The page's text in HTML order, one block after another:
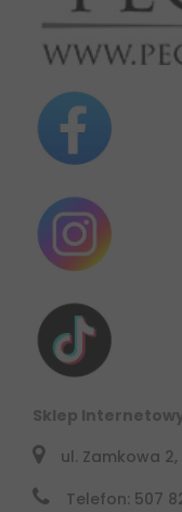
Sklep
ul. Zamkowa
Telefon: 507